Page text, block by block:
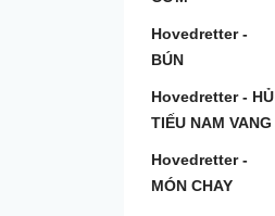
Hovedretter -
BÚN
Hovedretter - HỦ
TIẾU NAM VANG
Hovedretter -
MÓN CHAY